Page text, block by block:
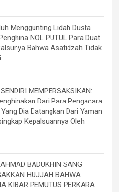
Menggunting Lidah Dusta
NOL PUTUL Para Duat
Bahwa Asatidzah Tidak
MEMPERSAKSIKAN:
Dari Para Pengacara
Dia Datangkan Dari Yaman
Kepalsuannya Oleh
BADUKHIN SANG
HUJJAH BAHWA
KIBAR PEMUTUS PERKARA